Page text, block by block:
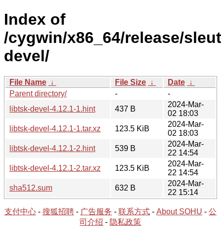
Index of
/cygwin/x86_64/release/
devel/
File Name ↓ File Size ↓ Date ↓
Parent directory/
-
-
libtsk-devel-4.12.1-1.hint
437 B
2024-Mar-
02 18:03
libtsk-devel-4.12.1-1.tar.xz
123.5 KiB
2024-Mar-
02 18:03
libtsk-devel-4.12.1-2.hint
539 B
2024-Mar-
22 14:54
libtsk-devel-4.12.1-2.tar.xz
123.5 KiB
2024-Mar-
22 14:54
sha512.sum
632 B
2024-Mar-
22 15:14
支付中心 - 搜狐招聘 - 广告服务 - 联系方式 - About SOHU - 公
司介绍 - 隐私政策